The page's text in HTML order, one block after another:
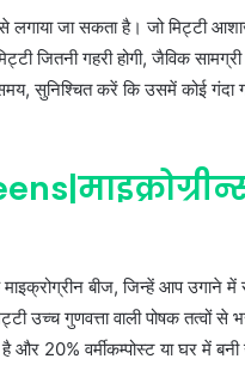
जा सकता है। जो मिट्टी
जितनी गहरी होगी, जैविक
सुनिश्चित करें कि उसमें कोई गंदा
माइक्रोग्रीन बीज, जिन्हें आप उगाने
उच्च गुणवत्ता वाली पोषक तत्वों
और 20% वर्मीकम्पोस्ट या घर में